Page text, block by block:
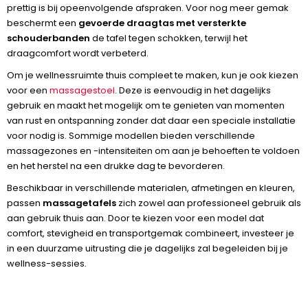
prettig is bij opeenvolgende afspraken. Voor nog meer gemak
beschermt een gevoerde draagtas met versterkte
schouderbanden de tafel tegen schokken, terwijl het
draagcomfort wordt verbeterd.
Om je wellnessruimte thuis compleet te maken, kun je ook kiezen
voor een massagestoel. Deze is eenvoudig in het dagelijks
gebruik en maakt het mogelijk om te genieten van momenten
van rust en ontspanning zonder dat daar een speciale installatie
voor nodig is. Sommige modellen bieden verschillende
massagezones en -intensiteiten om aan je behoeften te voldoen
en het herstel na een drukke dag te bevorderen.
Beschikbaar in verschillende materialen, afmetingen en kleuren,
passen massagetafels zich zowel aan professioneel gebruik als
aan gebruik thuis aan. Door te kiezen voor een model dat
comfort, stevigheid en transportgemak combineert, investeer je
in een duurzame uitrusting die je dagelijks zal begeleiden bij je
wellness-sessies.